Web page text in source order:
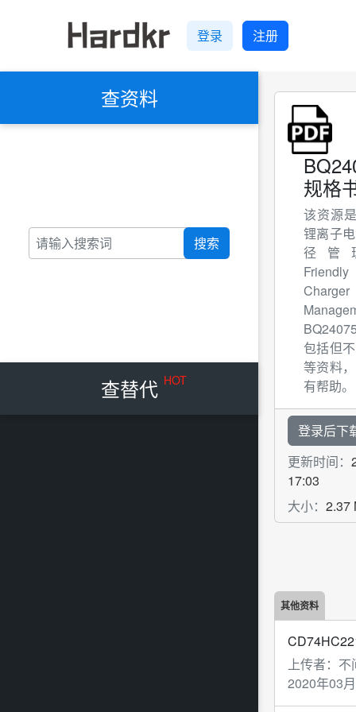
登录 注册
查资料
搜索
查替代 HOT
规格
该资源
锂离子
径管
包括但
等资料
有帮助。
登录后下
更新时间：
17:03
大小： 2.37
其他资料
上传者： 不
2020年03